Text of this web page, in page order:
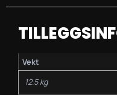
Vekt
12.5 kg